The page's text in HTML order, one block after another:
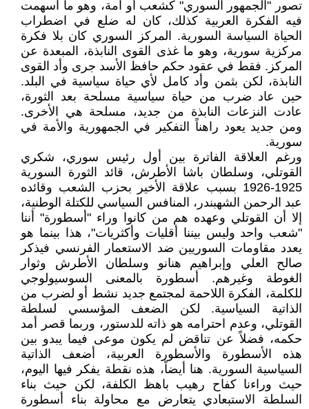
تصور "الجمهور السوري" كشعب أو أمة، وهو ما أسهمت
فيه الفكرة العربية كذلك، كان له ضلع في اضطراب
الحياة السياسة السورية. المركز السوري كان بلا فكرة
مركزية سورية، وهو ما غذى القوى النابذة، المبعدة عن
المركز. فقط في عقود حكم حافظ الأسد جرى وأد القوى
النابذة، لكن بثمن وأد كامل لأي حياة سياسية في البلد.
حين عاد ضرب من حياة سياسية مسلحة بعد الثورة،
عادت النزعات النابذة من جديد، مسلحة هي الأخرى.
ومن جديد يعود راهناً التفكير في الجمهورية والأمة في
سورية.
ورغم العلاقة الفاترة بين أول رئيس سوري، شكري
القوتلي، وسلطان باشا الأطرش، قائد الثورة السورية
1925-1926 بسبب علاقة الأخير بحزب الشعب وقائده
عبد الرحمن الشهبندر، المنافس السياسي للكتلة الوطنية،
إلا أن القوتلي وعهده هم من كانوا وراء "أسطورة" أننا
"شعب واحد وليس بيننا أقليات وأكثريات"، هذا بينما هو
يعدد مقاومات السوريين ضد الاستعمار الفرنسي فيذكر
صالح العلي وإبراهيم هنانو وسلطان الأطرش وثوار
الغوطة وغيرهم. أسطورة بالمعنى السوسيولوجي
للكلمة، الفكرة اللاحمة لمجتمع جديد نشط أو لضرب من
الذاتية السياسية. لكن الضعف المؤسسي لسلطة
القوتلي، وعدم احترامه هو ذاته للدستور، وربما قصر أمد
حكمه، فضلاً عن تناقض لم يكون موعى فيما يبدو بين
هذه الأسطورة والأسطورة العربية، أضعف الذاتية
السياسية السورية. هنا أيضاً، هذه نقطة يفكر فيها اليوم،
حيث وراءنا كفاح رهيب باهظ الكلفة، لكن حيث بناء
السلطة الاستبعادي يتعارض مع محاولة بناء أسطورة